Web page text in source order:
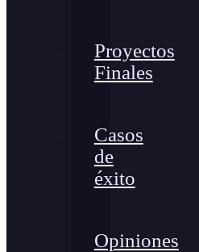
Proyectos
Finales
Casos
de
éxito
Opiniones